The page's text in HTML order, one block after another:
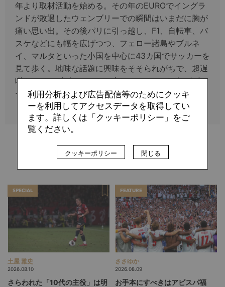
年より取材活動を始める。その年のEUROでイングラ
ンドが敗退したウェンブリーでの瞬間はいまだに胸が
痛い思い出。その後パリに引っ越し、F1、自転車、バ
スケなどにも幅を広げつつ、フェロー諸島やブルネ
イ、マルタといった小国を中心に43カ国でサッカーを
見て歩く。地味な話題に興味をそそられがちで、超遅
咲きのジャズピアニストを志しているが、万年ビギナ
ー。
関連記事
SPECIAL
土屋 雅史
2026.08.10
さらわれた「10代の主役」は明
FEATURE
ささゆか
2026.08.09
お手本にすべきはアビスパ福
利用分析および広告配信等のためにクッキ
ーを利用してアクセスデータを取得してい
ます。詳しくは「クッキーポリシー」をご
覧ください。
クッキーポリシー 閉じる